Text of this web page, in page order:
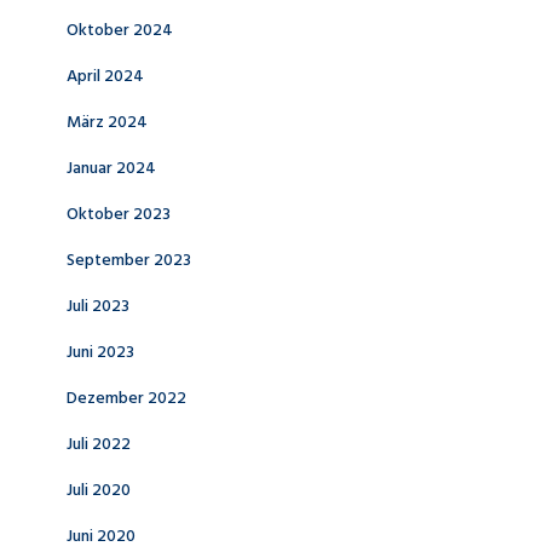
Oktober 2024
April 2024
März 2024
Januar 2024
Oktober 2023
September 2023
Juli 2023
Juni 2023
Dezember 2022
Juli 2022
Juli 2020
Juni 2020